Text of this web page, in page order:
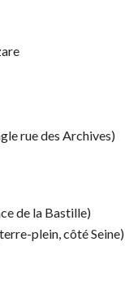
rue des Archives)
de la Bastille)
plein, côté Seine)